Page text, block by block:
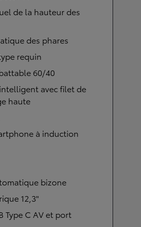
de la hauteur des
des phares
requin
60/40
avec filet de
haute
à induction
bizone
12,3"
Type C AV et port